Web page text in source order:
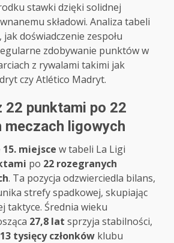
stawki dzięki solidnej
składowi. Analiza tabeli
doświadczenie zespołu
zdobywanie punktów w
z rywalami takimi jak
czy Atlético Madryt.
22 punktami po 22
meczach ligowych
15. miejsce w tabeli La Ligi
po 22 rozegranych
. Ta pozycja odzwierciedla bilans,
strefy spadkowej, skupiając
taktyce. Średnia wieku
27,8 lat sprzyja stabilności,
13 tysięcy członków klubu